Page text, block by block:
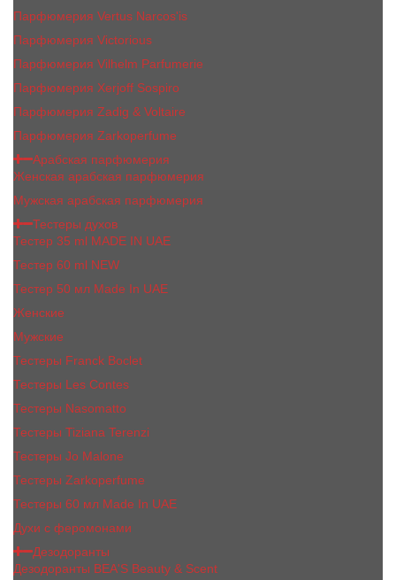
Парфюмерия Vertus Narcos'is
Парфюмерия Victorious
Парфюмерия Vilhelm Parfumerie
Парфюмерия Xerjoff Sospiro
Парфюмерия Zadig & Voltaire
Парфюмерия Zarkoperfume
Арабская парфюмерия
Женская арабская парфюмерия
Мужская арабская парфюмерия
Тестеры духов
Тестер 35 ml MADE IN UAE
Тестер 60 ml NEW
Тестер 50 мл Made In UAE
Женские
Мужские
Тестеры Franck Boclet
Тестеры Les Contes
Тестеры Nasomatto
Тестеры Tiziana Terenzi
Тестеры Jо Malоnе
Тестеры Zarkoperfume
Тестеры 60 мл Made In UAE
Духи с феромонами
Дезодоранты
Дезодоранты BEA'S Beauty & Scent